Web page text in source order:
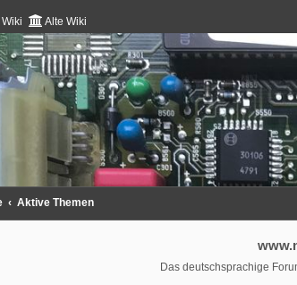
Wiki Alte Wiki
Aktive Themen
Das deutschsprachige